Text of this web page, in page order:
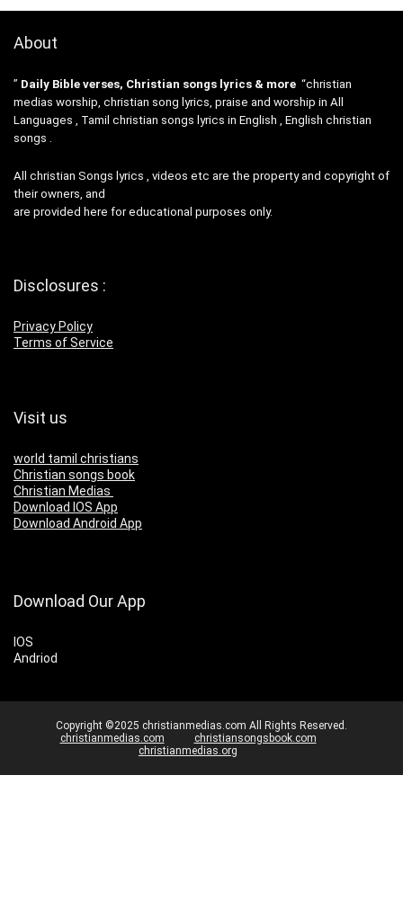
About
” Daily Bible verses, Christian songs lyrics & more “christian
medias worship, christian song lyrics, praise and worship in All
Languages , Tamil christian songs lyrics in English , English christian
songs .
All christian Songs lyrics , videos etc are the property and copyright of
their owners, and
are provided here for educational purposes only.
Disclosures :
Privacy Policy
Terms of Service
Visit us
world tamil christians
Christian songs book
Christian Medias
Download IOS App
Download Android App
Download Our App
IOS
Andriod
Copyright ©2025 christianmedias.com All Rights Reserved.
christianmedias.com
christiansongsbook.com
christianmedias.org